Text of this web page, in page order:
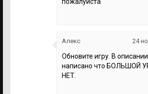
пожалуйста
Алекс 24
Обновите игру. В
написано что БОЛЬШОЙ
НЕТ.